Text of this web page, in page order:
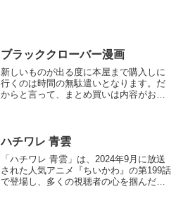
ブラッククローバー漫画
新しいものが出る度に本屋まで購入しに
行くのは時間の無駄遣いとなります。だ
からと言って、まとめ買いは内容がおそ
えます。評判となっている...
ハチワレ 青雲
「ハチワレ 青雲」は、2024年9月に放送
された人気アニメ『ちいかわ』の第199話
で登場し、多くの視聴者の心を掴んだエ